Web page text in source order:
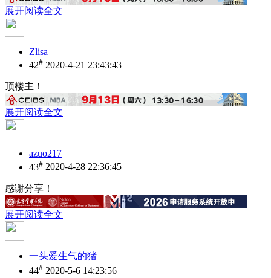
展开阅读全文
Zlisa
42# 2020-4-21 23:43:43
顶楼主！
展开阅读全文
azuo217
43# 2020-4-28 22:36:45
感谢分享！
展开阅读全文
一头爱生气的猪
44# 2020-5-6 14:23:56